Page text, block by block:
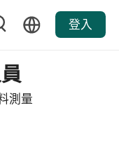
登入
測量